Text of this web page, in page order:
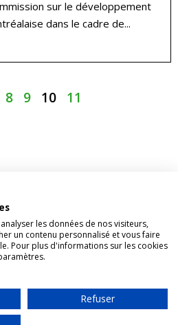
sur le développement
dans le cadre de...
8 9 10 11
(Québec). H2K 0B5
appuyé parCentraide
2024 |
les données de nos visiteurs,
un contenu personnalisé et vous faire
Pour plus d'informations sur les cookies
Refuser